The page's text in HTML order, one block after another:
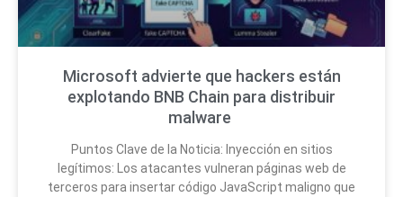
Microsoft advierte que hackers están
explotando BNB Chain para distribuir
malware
Puntos Clave de la Noticia: Inyección en sitios
legítimos: Los atacantes vulneran páginas web de
terceros para insertar código JavaScript maligno que